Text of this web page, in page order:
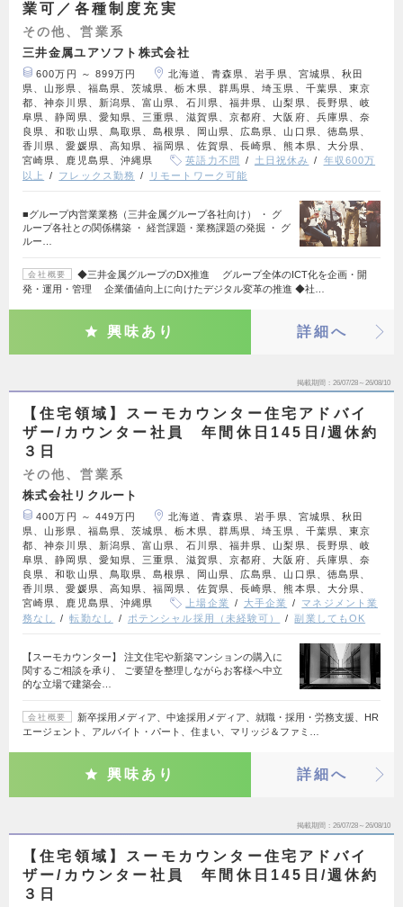
業可／各種制度充実
その他、営業系
三井金属ユアソフト株式会社
600万円 ～ 899万円
北海道、青森県、岩手県、宮城県、秋田
県、山形県、福島県、茨城県、栃木県、群馬県、埼玉県、千葉県、東京
都、神奈川県、新潟県、富山県、石川県、福井県、山梨県、長野県、岐
阜県、静岡県、愛知県、三重県、滋賀県、京都府、大阪府、兵庫県、奈
良県、和歌山県、鳥取県、島根県、岡山県、広島県、山口県、徳島県、
香川県、愛媛県、高知県、福岡県、佐賀県、長崎県、熊本県、大分県、
宮崎県、鹿児島県、沖縄県
英語力不問 土日祝休み
年収600万
以上
フレックス勤務 リモートワーク可能
■グループ内営業業務（三井金属グループ各社向け） ・ グ
ループ各社との関係構築 ・ 経営課題・業務課題の発掘 ・ グ
ルー…
会社概要
◆三井金属グループのDX推進 グループ全体のICT化を企画・開
発・運用・管理 企業価値向上に向けたデジタル変革の推進 ◆社…
興味あり 詳細へ
掲載期間 26/07/28～26/08/10
【住宅領域】スーモカウンター住宅アドバイ
ザー/カウンター社員 年間休日145日/週休約
３日
その他、営業系
株式会社リクルート
400万円 ～ 449万円
北海道、青森県、岩手県、宮城県、秋田
県、山形県、福島県、茨城県、栃木県、群馬県、埼玉県、千葉県、東京
都、神奈川県、新潟県、富山県、石川県、福井県、山梨県、長野県、岐
阜県、静岡県、愛知県、三重県、滋賀県、京都府、大阪府、兵庫県、奈
良県、和歌山県、鳥取県、島根県、岡山県、広島県、山口県、徳島県、
香川県、愛媛県、高知県、福岡県、佐賀県、長崎県、熊本県、大分県、
宮崎県、鹿児島県、沖縄県
上場企業 大手企業
マネジメント業
務なし
転勤なし ポテンシャル採用（未経験可） 副業してもOK
【スーモカウンター】 注文住宅や新築マンションの購入に
関するご相談を承り、 ご要望を整理しながらお客様へ中立
的な立場で建築会…
会社概要
新卒採用メディア、中途採用メディア、就職・採用・労務支援、HR
エージェント、アルバイト・パート、住まい、マリッジ＆ファミ…
興味あり 詳細へ
掲載期間 26/07/28～26/08/10
【住宅領域】スーモカウンター住宅アドバイ
ザー/カウンター社員 年間休日145日/週休約
３日